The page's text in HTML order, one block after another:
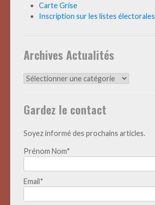
Carte Grise
Inscription sur les listes électorales
Archives Actualités
Archives
Gardez le contact
Soyez informé des prochains articles.
Prénom Nom*
Email*